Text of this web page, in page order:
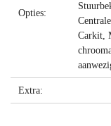
Opties:
Carkit,
Extra: